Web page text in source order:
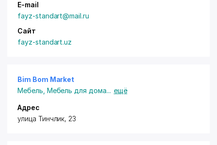
E-mail
fayz-standart@mail.ru
Сайт
fayz-standart.uz
Bim Bom Market
Мебель Мебель для дома... ещё
Адрес
улица Тинчлик, 23